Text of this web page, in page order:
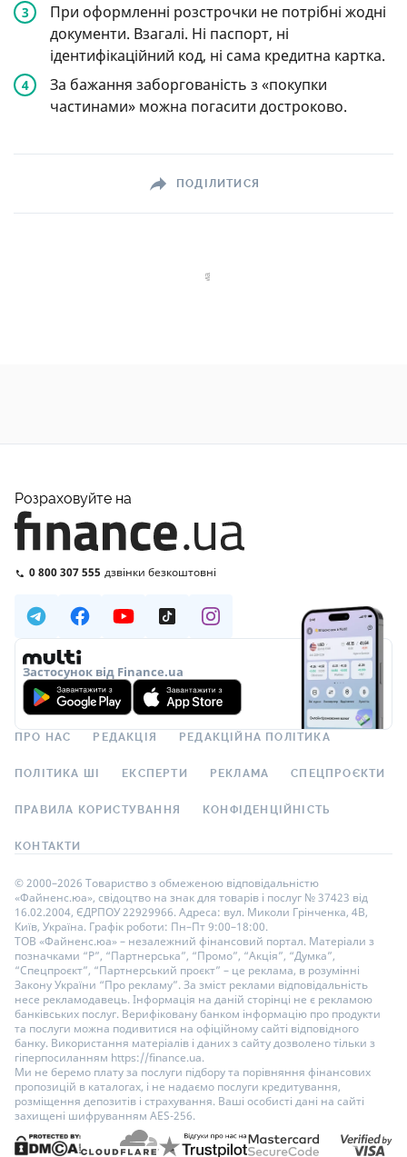
При оформленні розстрочки не потрібні жодні
документи. Взагалі. Ні паспорт, ні
ідентифікаційний код, ні сама кредитна картка.
За бажання заборгованість з «покупки
частинами» можна погасити достроково.
ПОДІЛИТИСЯ
Розраховуйте на
0 800 307 555 дзвінки безкоштовні
Застосунок від Finance.ua
ПРО НАС РЕДАКЦІЯ РЕДАКЦІЙНА ПОЛІТИКА
ПОЛІТИКА ШІ ЕКСПЕРТИ РЕКЛАМА СПЕЦПРОЄКТИ
ПРАВИЛА КОРИСТУВАННЯ КОНФІДЕНЦІЙНІСТЬ
КОНТАКТИ
© 2000–2026 Товариство з обмеженою відповідальністю
«Файненс.юа», свідоцтво на знак для товарів і послуг № 37423 від
16.02.2004, ЄДРПОУ 22929966. Адреса: вул. Миколи Грінченка, 4В,
Київ, Україна. Графік роботи: Пн–Пт 9:00–18:00.
ТОВ «Файненс.юа» – незалежний фінансовий портал. Матеріали з
позначками “Р”, “Партнерська”, “Промо”, “Акція”, “Думка”,
“Спецпроєкт”, “Партнерський проєкт” – це реклама, в розумінні
Закону України “Про рекламу”. За зміст реклами відповідальність
несе рекламодавець. Інформація на даній сторінці не є рекламою
банківських послуг. Верифіковану банком інформацію про продукти
та послуги можна подивитися на офіційному сайті відповідного
банку. Використання матеріалів і даних з сайту дозволено тільки з
гіперпосиланням https://finance.ua.
Ми не беремо плату за послуги підбору та порівняння фінансових
пропозицій в каталогах, і не надаємо послуги кредитування,
розміщення депозитів і страхування. Ваші особисті дані на сайті
захищені шифруванням AES-256.